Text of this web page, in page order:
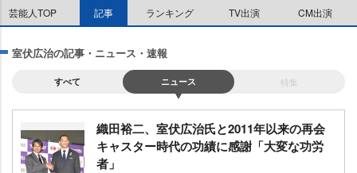
芸能人TOP 記事 ランキング TV出演 CM出演
室伏広治の記事・ニュース・速報
すべて ニュース 特集
織田裕二、室伏広治氏と2011年以来の再会
キャスター時代の功績に感謝「大変な功労
者」